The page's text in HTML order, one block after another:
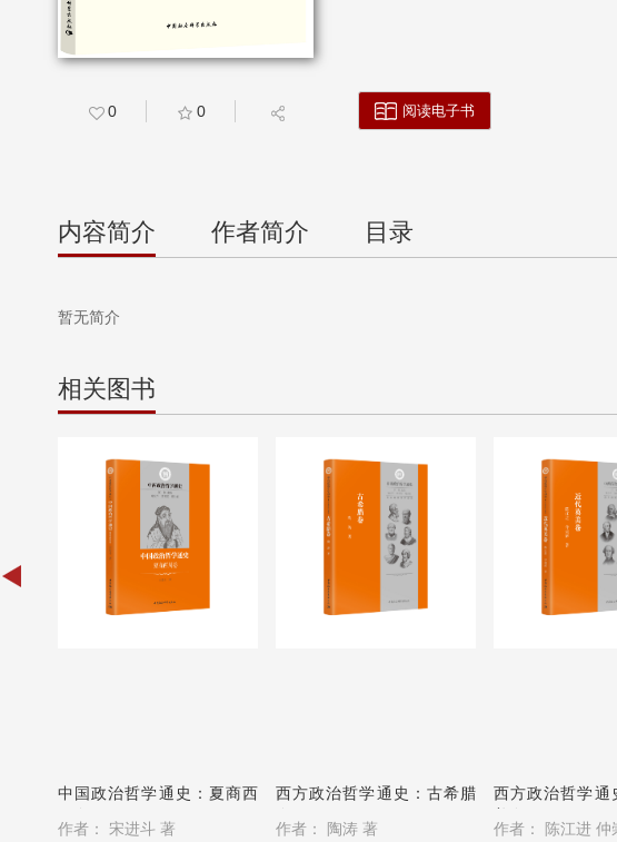
0 0 阅读电子书
内容简介 作者简介 目录
暂无简介
相关图书
中国政治哲学通史：夏商西
作者： 宋进斗 著
西方政治哲学通史：古希腊
作者： 陶涛 著
西方政治哲学通
作者： 陈江进 仲